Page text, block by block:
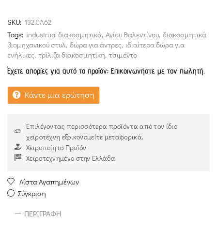
SKU: 132.CA62
Tags: industrual διακοσμητικά, Αγίου Βαλεντίνου, διακοσμητικά
βιομηχανικού στυλ, δώρα για άντρες, ιδιαίτερα δώρα για
ενήλικες, τρίλιζα διακοσμητική, τσιμέντο
Έχετε απορίες για αυτό το προϊόν; Επικοινωνήστε με τον πωλητή.
Κάντε μια ερώτηση
Επιλέγοντας περισσότερα προϊόντα από τον ίδιο
χειροτέχνη εξοικονομείτε μεταφορικά.
Χειροποίητο Προϊόν
Χειροτεχνημένο στην Ελλάδα
Λίστα Αγαπημένων
Σύγκριση
ΠΕΡΙΓΡΑΦΉ